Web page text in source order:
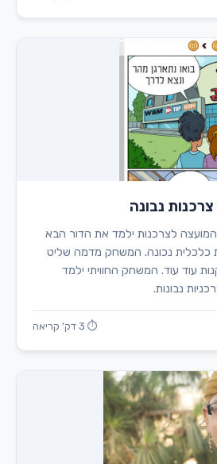
נבונה
לצרכנות ילמד את הדור הבא
כלכלית נכונה. המשחק מדמה שליט
עוד עוד. המשחק החוויתי ילמד
נבונות.
⏱ 3 דק' קריאה